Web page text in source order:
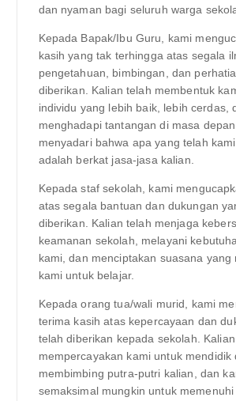
dan nyaman bagi seluruh warga
Kepada Bapak/Ibu Guru, kami
kasih yang tak terhingga atas segala
pengetahuan, bimbingan, dan
diberikan. Kalian telah membentuk
individu yang lebih baik, lebih cerdas,
menghadapi tantangan di masa
menyadari bahwa apa yang telah
adalah berkat jasa-jasa kalian.
Kepada staf sekolah, kami
atas segala bantuan dan dukungan
diberikan. Kalian telah menjaga
keamanan sekolah, melayani
kami, dan menciptakan suasana yang
kami untuk belajar.
Kepada orang tua/wali murid, kami
terima kasih atas kepercayaan dan
telah diberikan kepada sekolah.
mempercayakan kami untuk mendidik
membimbing putra-putri kalian, dan
semaksimal mungkin untuk